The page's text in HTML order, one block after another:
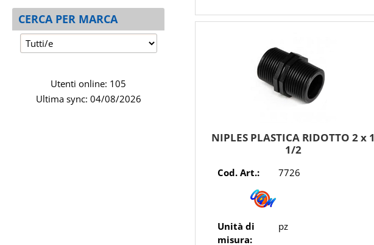
CERCA PER MARCA
Utenti online: 105
Ultima sync: 04/08/2026
NIPLES PLASTICA RIDOTTO 2 x 1
1/2
Cod. Art.: 7726
Unità di
misura:
pz